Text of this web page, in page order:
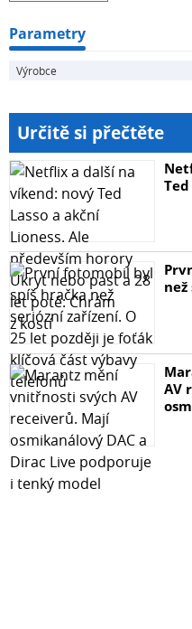
Parametry
Výrobce
Určitě si přečtěte
Ted
AV